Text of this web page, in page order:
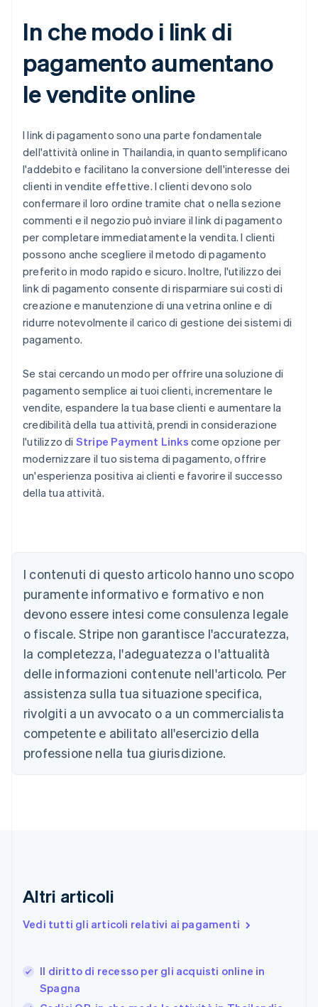
In che modo i link di
pagamento aumentano
le vendite online
I link di pagamento sono una parte fondamentale
dell'attività online in Thailandia, in quanto semplificano
l'addebito e facilitano la conversione dell'interesse dei
clienti in vendite effettive. I clienti devono solo
confermare il loro ordine tramite chat o nella sezione
commenti e il negozio può inviare il link di pagamento
per completare immediatamente la vendita. I clienti
possono anche scegliere il metodo di pagamento
preferito in modo rapido e sicuro. Inoltre, l'utilizzo dei
link di pagamento consente di risparmiare sui costi di
creazione e manutenzione di una vetrina online e di
ridurre notevolmente il carico di gestione dei sistemi di
pagamento.
Se stai cercando un modo per offrire una soluzione di
pagamento semplice ai tuoi clienti, incrementare le
vendite, espandere la tua base clienti e aumentare la
credibilità della tua attività, prendi in considerazione
l'utilizzo di Stripe Payment Links come opzione per
modernizzare il tuo sistema di pagamento, offrire
un'esperienza positiva ai clienti e favorire il successo
della tua attività.
I contenuti di questo articolo hanno uno scopo
puramente informativo e formativo e non
devono essere intesi come consulenza legale
o fiscale. Stripe non garantisce l'accuratezza,
la completezza, l'adeguatezza o l'attualità
delle informazioni contenute nell'articolo. Per
assistenza sulla tua situazione specifica,
rivolgiti a un avvocato o a un commercialista
competente e abilitato all'esercizio della
professione nella tua giurisdizione.
Altri articoli
Vedi tutti gli articoli relativi ai pagamenti
Il diritto di recesso per gli acquisti online in
Spagna
English
Austria
Deutsch English
Belgio
NederlandsFrançaisDeutschEnglish
PortuguêsEnglish
Bulgaria
English
Canada
English Français
Cina continentale
Cipro
English
EnglishSvenska
FrançaisEnglish
Giappone
日本語English